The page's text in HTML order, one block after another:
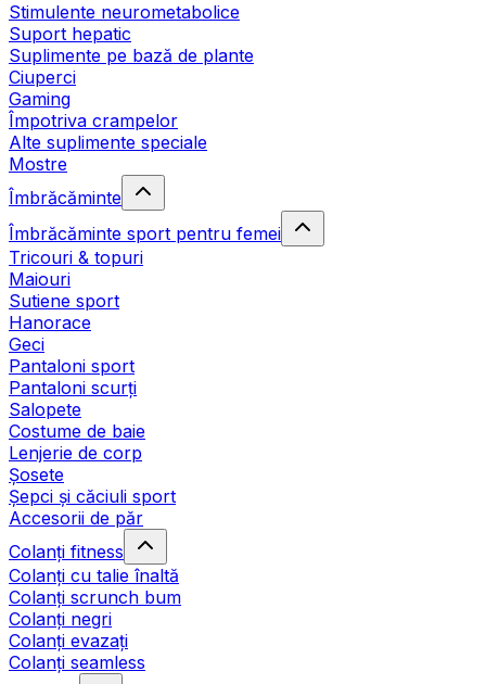
Stimulente neurometabolice
Suport hepatic
Suplimente pe bază de plante
Ciuperci
Gaming
Împotriva crampelor
Alte suplimente speciale
Mostre
Îmbrăcăminte
Îmbrăcăminte sport pentru femei
Tricouri & topuri
Maiouri
Sutiene sport
Hanorace
Geci
Pantaloni sport
Pantaloni scurți
Salopete
Costume de baie
Lenjerie de corp
Șosete
Șepci și căciuli sport
Accesorii de păr
Colanți fitness
Colanți cu talie înaltă
Colanți scrunch bum
Colanți negri
Colanți evazați
Colanți seamless